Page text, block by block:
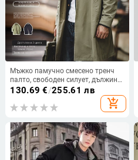
Мъжко памучно смесено тренч
палто, свободен силует, дължина
80–100 см, лацкан, еднобортно
130.69 €/255.61 лв
add_shopping_cart